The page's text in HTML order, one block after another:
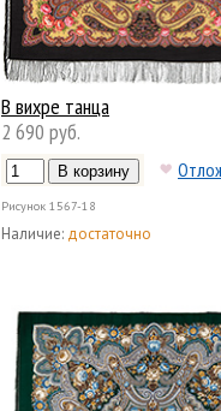
В вихре танца
2 690 руб.
Рисунок 1567-18
Наличие: достаточно